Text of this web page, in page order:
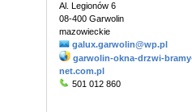
Al. Legionów 6
08-400 Garwolin
mazowieckie
galux.garwolin@wp.pl
garwolin-okna-drzwi-
net.com.pl
501 012 860